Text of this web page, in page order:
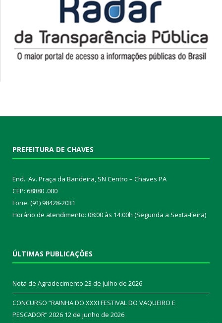
PREFEITURA DE CHAVES
End.: Av. Praça da Bandeira, SN Centro – Chaves PA
CEP: 68880 .000
Fone: (91) 98428-2031
Horário de atendimento: 08:00 às 14:00h (Segunda a Sexta-Feira)
ÚLTIMAS PUBLICAÇÕES
Nota de Agradecimento 23 de julho de 2026
CONCURSO “RAINHA DO XXXI FESTIVAL DO VAQUEIRO E
PESCADOR” 2026 12 de junho de 2026